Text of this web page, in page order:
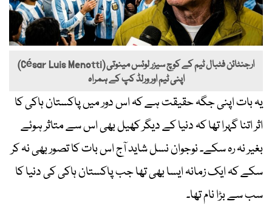
ارجنٹائن فٹبال ٹیم کے کوچ سیزر لوئس مینوتی (César Luis Menotti)
اپنی ٹیم اور ورلڈ کپ کے ہمراہ
یہ بات اپنی جگہ حقیقت ہے کہ اس دور میں پاکستان ہاکی کا
اثر اتنا گہرا تھا کہ دنیا کے دیگر کھیل بھی اس سے متاثر ہوئے
بغیر نہ رہ سکے۔ نوجوان نسل شاید آج اس بات کا تصور بھی نہ کر
سکے کہ ایک زمانہ ایسا بھی تھا جب پاکستان ہاکی کی دنیا کا
سب سے بڑا نام تھا۔